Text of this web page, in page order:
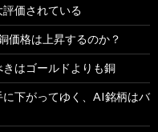
評価されている
価格は上昇するのか？
きはゴールドよりも銅
に下がってゆく、AI銘柄はバ